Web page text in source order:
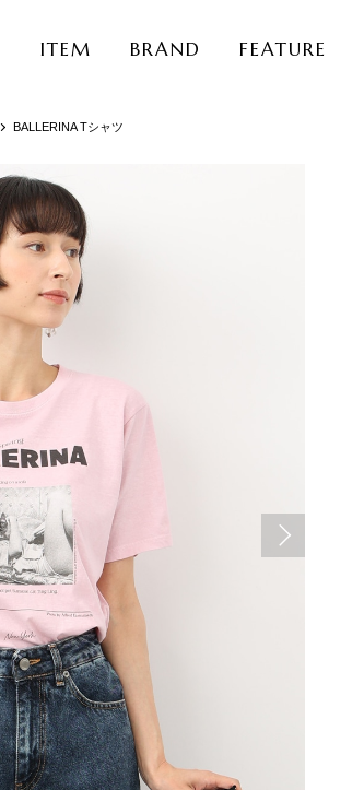
ITEM BRAND FEATURE
BALLERINA Tシャツ